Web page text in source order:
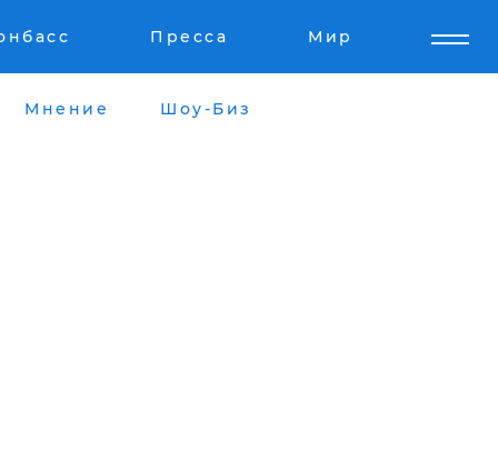
Пресса Мир
Мнение Шоу-Биз